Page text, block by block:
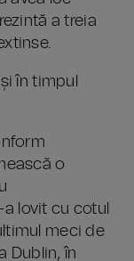
a treia
în timpul
o
lovit cu cotul
meci de
Dublin, în